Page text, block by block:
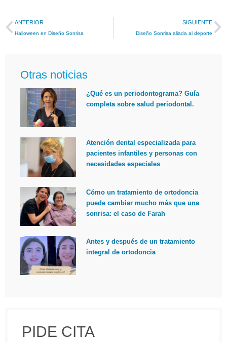
ANTERIOR
Halloween en Diseño Sonrisa
SIGUIENTE
Diseño Sonrisa aliada al deporte
Otras noticias
¿Qué es un periodontograma? Guía
completa sobre salud periodontal.
Atención dental especializada para
pacientes infantiles y personas con
necesidades especiales
Cómo un tratamiento de ortodoncia
puede cambiar mucho más que una
sonrisa: el caso de Farah
Antes y después de un tratamiento
integral de ortodoncia
PIDE CITA